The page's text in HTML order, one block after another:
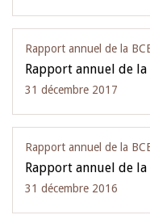
Rapport annuel de la
Rapport annuel de la
31 décembre 2017
Rapport annuel de la
Rapport annuel de la
31 décembre 2016